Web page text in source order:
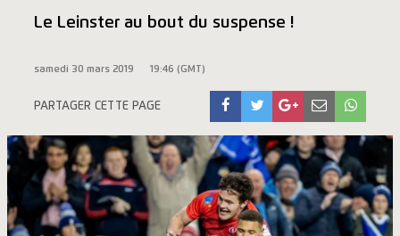
Le Leinster au bout du suspense !
samedi 30 mars 2019 19:46 (GMT)
PARTAGER CETTE PAGE